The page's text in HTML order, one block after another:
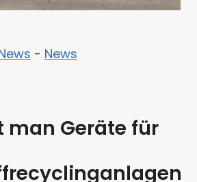
- News
man Geräte für